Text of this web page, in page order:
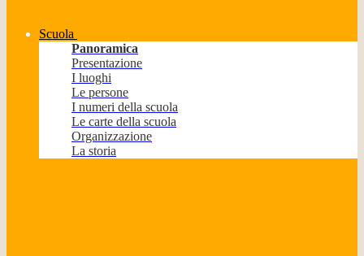
Scuola
Panoramica
Presentazione
I luoghi
Le persone
I numeri della scuola
Le carte della scuola
Organizzazione
La storia